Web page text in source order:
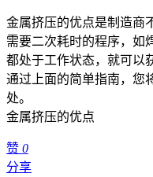
金属挤压的优点是制造商
需要二次耗时的程序，如
都处于工作状态，就可以
通过上面的简单指南，您
处。
金属挤压的优点
赞 0
分享